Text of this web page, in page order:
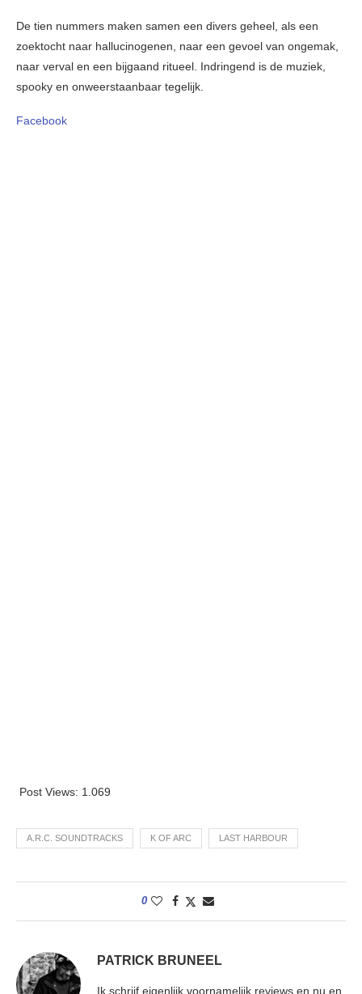
De tien nummers maken samen een divers geheel, als een
zoektocht naar hallucinogenen, naar een gevoel van ongemak,
naar verval en een bijgaand ritueel. Indringend is de muziek,
spooky en onweerstaanbaar tegelijk.
Facebook
Post Views: 1.069
A.R.C. SOUNDTRACKS K OF ARC LAST HARBOUR
0
PATRICK BRUNEEL
Ik schrijf eigenlijk voornamelijk reviews en nu en